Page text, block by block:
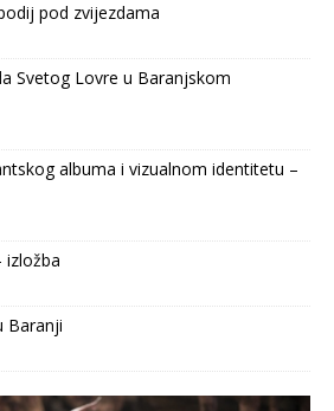
pod zvijezdama
Svetog Lovre u Baranjskom
albuma i vizualnom identitetu –
izložba
Baranji